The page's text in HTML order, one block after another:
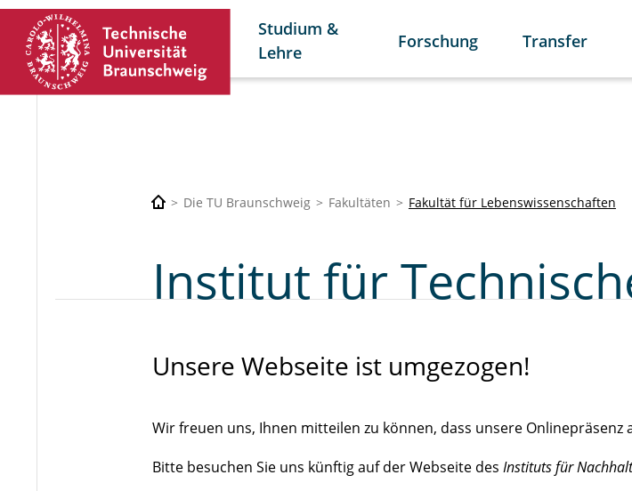
Studium &
Lehre
Forschung Transfer
Die TU Braunschweig Fakultäten Fakultät für Lebenswissenschaften
Institut für
Unsere Webseite ist umgezogen!
Wir freuen uns, Ihnen mitteilen zu können, dass unsere
Bitte besuchen Sie uns künftig auf der Webseite des Instituts für